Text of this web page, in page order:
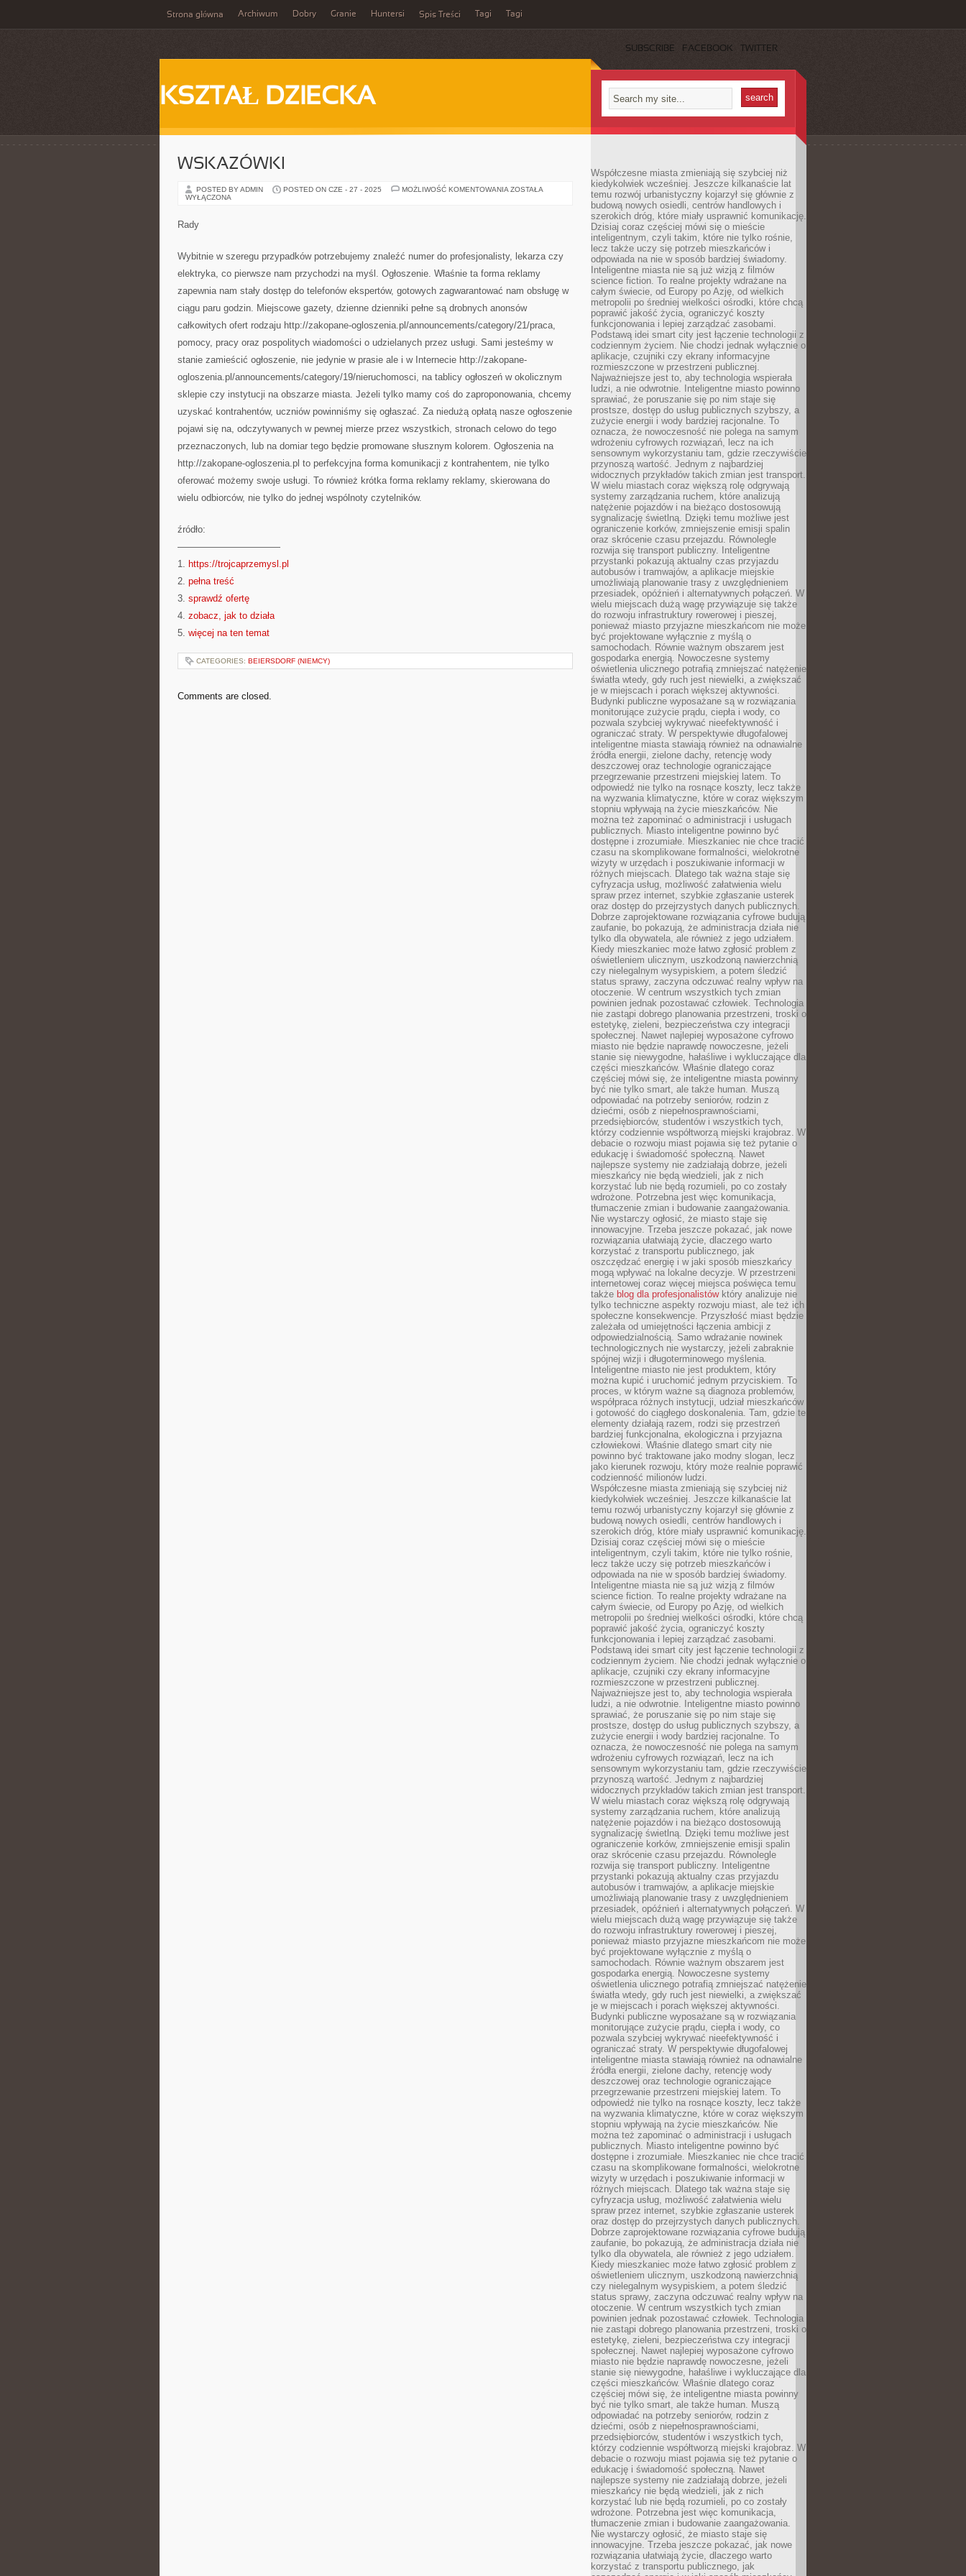
Strona główna Archiwum Dobry Granie Huntersi Spis Treści Tagi Tagi
SUBSCRIBE FACEBOOK TWITTER
KSZTAŁ DZIECKA
WSKAZÓWKI
POSTED BY ADMIN POSTED ON CZE - 27 - 2025 MOŻLIWOŚĆ KOMENTOWANIA WSKAZÓWKI
ZOSTAŁA
WYŁĄCZONA
Rady
Wybitnie w szeregu przypadków potrzebujemy znaleźć numer do profesjonalisty, lekarza czy
elektryka, co pierwsze nam przychodzi na myśl. Ogłoszenie. Właśnie ta forma reklamy
zapewnia nam stały dostęp do telefonów ekspertów, gotowych zagwarantować nam obsługę w
ciągu paru godzin. Miejscowe gazety, dzienne dzienniki pełne są drobnych anonsów
całkowitych ofert rodzaju http://zakopane-ogloszenia.pl/announcements/category/21/praca,
pomocy, pracy oraz pospolitych wiadomości o udzielanych przez usługi. Sami jesteśmy w
stanie zamieścić ogłoszenie, nie jedynie w prasie ale i w Internecie http://zakopane-
ogloszenia.pl/announcements/category/19/nieruchomosci, na tablicy ogłoszeń w okolicznym
sklepie czy instytucji na obszarze miasta. Jeżeli tylko mamy coś do zaproponowania, chcemy
uzyskać kontrahentów, uczniów powinniśmy się ogłaszać. Za niedużą opłatą nasze ogłoszenie
pojawi się na, odczytywanych w pewnej mierze przez wszystkich, stronach celowo do tego
przeznaczonych, lub na domiar tego będzie promowane słusznym kolorem. Ogłoszenia na
http://zakopane-ogloszenia.pl to perfekcyjna forma komunikacji z kontrahentem, nie tylko
oferować możemy swoje usługi. To również krótka forma reklamy reklamy, skierowana do
wielu odbiorców, nie tylko do jednej wspólnoty czytelników.
źródło:
———————————
1. https://trojcaprzemysl.pl
2. pełna treść
3. sprawdź ofertę
4. zobacz, jak to działa
5. więcej na ten temat
CATEGORIES: BEIERSDORF (NIEMCY)
Comments are closed.
Współczesne miasta zmieniają się szybciej niż
kiedykolwiek wcześniej. Jeszcze kilkanaście lat
temu rozwój urbanistyczny kojarzył się głównie z
budową nowych osiedli, centrów handlowych i
szerokich dróg, które miały usprawnić komunikację.
Dzisiaj coraz częściej mówi się o mieście
inteligentnym, czyli takim, które nie tylko rośnie,
lecz także uczy się potrzeb mieszkańców i
odpowiada na nie w sposób bardziej świadomy.
Inteligentne miasta nie są już wizją z filmów
science fiction. To realne projekty wdrażane na
całym świecie, od Europy po Azję, od wielkich
metropolii po średniej wielkości ośrodki, które chcą
poprawić jakość życia, ograniczyć koszty
funkcjonowania i lepiej zarządzać zasobami.
Podstawą idei smart city jest łączenie technologii z
codziennym życiem. Nie chodzi jednak wyłącznie o
aplikacje, czujniki czy ekrany informacyjne
rozmieszczone w przestrzeni publicznej.
Najważniejsze jest to, aby technologia wspierała
ludzi, a nie odwrotnie. Inteligentne miasto powinno
sprawiać, że poruszanie się po nim staje się
prostsze, dostęp do usług publicznych szybszy, a
zużycie energii i wody bardziej racjonalne. To
oznacza, że nowoczesność nie polega na samym
wdrożeniu cyfrowych rozwiązań, lecz na ich
sensownym wykorzystaniu tam, gdzie rzeczywiście
przynoszą wartość. Jednym z najbardziej
widocznych przykładów takich zmian jest transport.
W wielu miastach coraz większą rolę odgrywają
systemy zarządzania ruchem, które analizują
natężenie pojazdów i na bieżąco dostosowują
sygnalizację świetlną. Dzięki temu możliwe jest
ograniczenie korków, zmniejszenie emisji spalin
oraz skrócenie czasu przejazdu. Równolegle
rozwija się transport publiczny. Inteligentne
przystanki pokazują aktualny czas przyjazdu
autobusów i tramwajów, a aplikacje miejskie
umożliwiają planowanie trasy z uwzględnieniem
przesiadek, opóźnień i alternatywnych połączeń. W
wielu miejscach dużą wagę przywiązuje się także
do rozwoju infrastruktury rowerowej i pieszej,
ponieważ miasto przyjazne mieszkańcom nie może
być projektowane wyłącznie z myślą o
samochodach. Równie ważnym obszarem jest
gospodarka energią. Nowoczesne systemy
oświetlenia ulicznego potrafią zmniejszać natężenie
światła wtedy, gdy ruch jest niewielki, a zwiększać
je w miejscach i porach większej aktywności.
Budynki publiczne wyposażane są w rozwiązania
monitorujące zużycie prądu, ciepła i wody, co
pozwala szybciej wykrywać nieefektywność i
ograniczać straty. W perspektywie długofalowej
inteligentne miasta stawiają również na odnawialne
źródła energii, zielone dachy, retencję wody
deszczowej oraz technologie ograniczające
przegrzewanie przestrzeni miejskiej latem. To
odpowiedź nie tylko na rosnące koszty, lecz także
na wyzwania klimatyczne, które w coraz większym
stopniu wpływają na życie mieszkańców. Nie
można też zapominać o administracji i usługach
publicznych. Miasto inteligentne powinno być
dostępne i zrozumiałe. Mieszkaniec nie chce tracić
czasu na skomplikowane formalności, wielokrotne
wizyty w urzędach i poszukiwanie informacji w
różnych miejscach. Dlatego tak ważna staje się
cyfryzacja usług, możliwość załatwienia wielu
spraw przez internet, szybkie zgłaszanie usterek
oraz dostęp do przejrzystych danych publicznych.
Dobrze zaprojektowane rozwiązania cyfrowe budują
zaufanie, bo pokazują, że administracja działa nie
tylko dla obywatela, ale również z jego udziałem.
Kiedy mieszkaniec może łatwo zgłosić problem z
oświetleniem ulicznym, uszkodzoną nawierzchnią
czy nielegalnym wysypiskiem, a potem śledzić
status sprawy, zaczyna odczuwać realny wpływ na
otoczenie. W centrum wszystkich tych zmian
powinien jednak pozostawać człowiek. Technologia
nie zastąpi dobrego planowania przestrzeni, troski o
estetykę, zieleni, bezpieczeństwa czy integracji
społecznej. Nawet najlepiej wyposażone cyfrowo
miasto nie będzie naprawdę nowoczesne, jeżeli
stanie się niewygodne, hałaśliwe i wykluczające dla
części mieszkańców. Właśnie dlatego coraz
częściej mówi się, że inteligentne miasta powinny
być nie tylko smart, ale także human. Muszą
odpowiadać na potrzeby seniorów, rodzin z
dziećmi, osób z niepełnosprawnościami,
przedsiębiorców, studentów i wszystkich tych,
którzy codziennie współtworzą miejski krajobraz. W
debacie o rozwoju miast pojawia się też pytanie o
edukację i świadomość społeczną. Nawet
najlepsze systemy nie zadziałają dobrze, jeżeli
mieszkańcy nie będą wiedzieli, jak z nich
korzystać lub nie będą rozumieli, po co zostały
wdrożone. Potrzebna jest więc komunikacja,
tłumaczenie zmian i budowanie zaangażowania.
Nie wystarczy ogłosić, że miasto staje się
innowacyjne. Trzeba jeszcze pokazać, jak nowe
rozwiązania ułatwiają życie, dlaczego warto
korzystać z transportu publicznego, jak
oszczędzać energię i w jaki sposób mieszkańcy
mogą wpływać na lokalne decyzje. W przestrzeni
internetowej coraz więcej miejsca poświęca temu
także blog dla profesjonalistówktóry analizuje nie
tylko techniczne aspekty rozwoju miast, ale też ich
społeczne konsekwencje. Przyszłość miast będzie
zależała od umiejętności łączenia ambicji z
odpowiedzialnością. Samo wdrażanie nowinek
technologicznych nie wystarczy, jeżeli zabraknie
spójnej wizji i długoterminowego myślenia.
Inteligentne miasto nie jest produktem, który
można kupić i uruchomić jednym przyciskiem. To
proces, w którym ważne są diagnoza problemów,
współpraca różnych instytucji, udział mieszkańców
i gotowość do ciągłego doskonalenia. Tam, gdzie te
elementy działają razem, rodzi się przestrzeń
bardziej funkcjonalna, ekologiczna i przyjazna
człowiekowi. Właśnie dlatego smart city nie
powinno być traktowane jako modny slogan, lecz
jako kierunek rozwoju, który może realnie poprawić
codzienność milionów ludzi.
Współczesne miasta zmieniają się szybciej niż
kiedykolwiek wcześniej. Jeszcze kilkanaście lat
temu rozwój urbanistyczny kojarzył się głównie z
budową nowych osiedli, centrów handlowych i
szerokich dróg, które miały usprawnić komunikację.
Dzisiaj coraz częściej mówi się o mieście
inteligentnym, czyli takim, które nie tylko rośnie,
lecz także uczy się potrzeb mieszkańców i
odpowiada na nie w sposób bardziej świadomy.
Inteligentne miasta nie są już wizją z filmów
science fiction. To realne projekty wdrażane na
całym świecie, od Europy po Azję, od wielkich
metropolii po średniej wielkości ośrodki, które chcą
poprawić jakość życia, ograniczyć koszty
funkcjonowania i lepiej zarządzać zasobami.
Podstawą idei smart city jest łączenie technologii z
codziennym życiem. Nie chodzi jednak wyłącznie o
aplikacje, czujniki czy ekrany informacyjne
rozmieszczone w przestrzeni publicznej.
Najważniejsze jest to, aby technologia wspierała
ludzi, a nie odwrotnie. Inteligentne miasto powinno
sprawiać, że poruszanie się po nim staje się
prostsze, dostęp do usług publicznych szybszy, a
zużycie energii i wody bardziej racjonalne. To
oznacza, że nowoczesność nie polega na samym
wdrożeniu cyfrowych rozwiązań, lecz na ich
sensownym wykorzystaniu tam, gdzie rzeczywiście
przynoszą wartość. Jednym z najbardziej
widocznych przykładów takich zmian jest transport.
W wielu miastach coraz większą rolę odgrywają
systemy zarządzania ruchem, które analizują
natężenie pojazdów i na bieżąco dostosowują
sygnalizację świetlną. Dzięki temu możliwe jest
ograniczenie korków, zmniejszenie emisji spalin
oraz skrócenie czasu przejazdu. Równolegle
rozwija się transport publiczny. Inteligentne
przystanki pokazują aktualny czas przyjazdu
autobusów i tramwajów, a aplikacje miejskie
umożliwiają planowanie trasy z uwzględnieniem
przesiadek, opóźnień i alternatywnych połączeń. W
wielu miejscach dużą wagę przywiązuje się także
do rozwoju infrastruktury rowerowej i pieszej,
ponieważ miasto przyjazne mieszkańcom nie może
być projektowane wyłącznie z myślą o
samochodach. Równie ważnym obszarem jest
gospodarka energią. Nowoczesne systemy
oświetlenia ulicznego potrafią zmniejszać natężenie
światła wtedy, gdy ruch jest niewielki, a zwiększać
je w miejscach i porach większej aktywności.
Budynki publiczne wyposażane są w rozwiązania
monitorujące zużycie prądu, ciepła i wody, co
pozwala szybciej wykrywać nieefektywność i
ograniczać straty. W perspektywie długofalowej
inteligentne miasta stawiają również na odnawialne
źródła energii, zielone dachy, retencję wody
deszczowej oraz technologie ograniczające
przegrzewanie przestrzeni miejskiej latem. To
odpowiedź nie tylko na rosnące koszty, lecz także
na wyzwania klimatyczne, które w coraz większym
stopniu wpływają na życie mieszkańców. Nie
można też zapominać o administracji i usługach
publicznych. Miasto inteligentne powinno być
dostępne i zrozumiałe. Mieszkaniec nie chce tracić
czasu na skomplikowane formalności, wielokrotne
wizyty w urzędach i poszukiwanie informacji w
różnych miejscach. Dlatego tak ważna staje się
cyfryzacja usług, możliwość załatwienia wielu
spraw przez internet, szybkie zgłaszanie usterek
oraz dostęp do przejrzystych danych publicznych.
Dobrze zaprojektowane rozwiązania cyfrowe budują
zaufanie, bo pokazują, że administracja działa nie
tylko dla obywatela, ale również z jego udziałem.
Kiedy mieszkaniec może łatwo zgłosić problem z
oświetleniem ulicznym, uszkodzoną nawierzchnią
czy nielegalnym wysypiskiem, a potem śledzić
status sprawy, zaczyna odczuwać realny wpływ na
otoczenie. W centrum wszystkich tych zmian
powinien jednak pozostawać człowiek. Technologia
nie zastąpi dobrego planowania przestrzeni, troski o
estetykę, zieleni, bezpieczeństwa czy integracji
społecznej. Nawet najlepiej wyposażone cyfrowo
miasto nie będzie naprawdę nowoczesne, jeżeli
stanie się niewygodne, hałaśliwe i wykluczające dla
części mieszkańców. Właśnie dlatego coraz
częściej mówi się, że inteligentne miasta powinny
być nie tylko smart, ale także human. Muszą
odpowiadać na potrzeby seniorów, rodzin z
dziećmi, osób z niepełnosprawnościami,
przedsiębiorców, studentów i wszystkich tych,
którzy codziennie współtworzą miejski krajobraz. W
debacie o rozwoju miast pojawia się też pytanie o
edukację i świadomość społeczną. Nawet
najlepsze systemy nie zadziałają dobrze, jeżeli
mieszkańcy nie będą wiedzieli, jak z nich
korzystać lub nie będą rozumieli, po co zostały
wdrożone. Potrzebna jest więc komunikacja,
tłumaczenie zmian i budowanie zaangażowania.
Nie wystarczy ogłosić, że miasto staje się
innowacyjne. Trzeba jeszcze pokazać, jak nowe
rozwiązania ułatwiają życie, dlaczego warto
korzystać z transportu publicznego, jak